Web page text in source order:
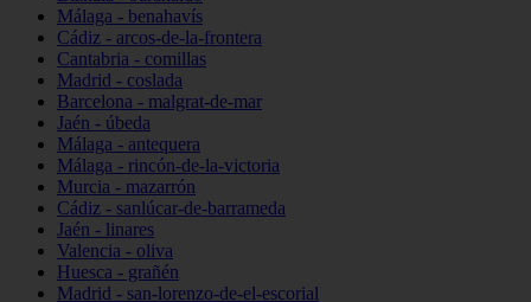
Málaga - benahavís
Cádiz - arcos-de-la-frontera
Cantabria - comillas
Madrid - coslada
Barcelona - malgrat-de-mar
Jaén - úbeda
Málaga - antequera
Málaga - rincón-de-la-victoria
Murcia - mazarrón
Cádiz - sanlúcar-de-barrameda
Jaén - linares
Valencia - oliva
Huesca - grañén
Madrid - san-lorenzo-de-el-escorial